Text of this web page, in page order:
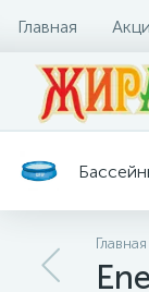
Главная
Батуты
Главная